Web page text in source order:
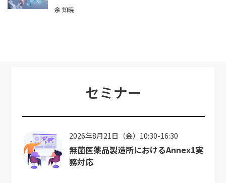
余 知暁
セミナー
2026年8月21日（金）10:30-16:30
無菌医薬品製造所におけるAnnex1実
務対応